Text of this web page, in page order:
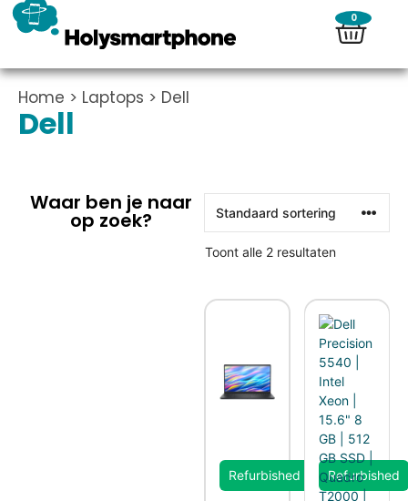
0
Home > Laptops > Dell
Dell
Waar ben je naar
op zoek?
Toont alle 2 resultaten
Refurbished Refurbished